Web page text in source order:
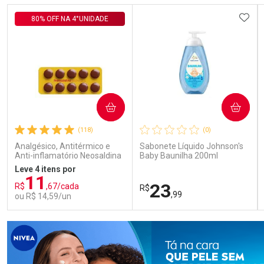
Comprar sem Desconto
Por R$ 92,19/cada
Comprar sem Desconto
Por R$ 92,19/cada
Comprar sem Desconto
Comprar sem Desconto
(118)
Analgésico, Antitérmico e
Anti-inflamatório Neosaldina
30mg + 300mg + 30mg 10
Drágeas
80% OFF NA 4°UNIDADE
Leve 4 itens por
R$11 ,67/cada
ou R$ 14,59/un
COMPRAR
FECHAR
Laboratório
FECHAR
Por Menos
(0)
Sabonete Líquido Johnson's
Baby Baunilha 200ml
R$23,99
COMPRAR
Laboratório
Por Menos